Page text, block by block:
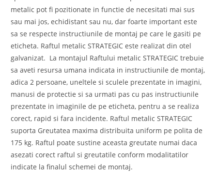
metalic pot fi pozitionate in functie de necesitati mai sus
sau mai jos, echidistant sau nu, dar foarte important este
sa se respecte instructiunile de montaj pe care le gasiti pe
eticheta. Raftul metalic STRATEGIC este realizat din otel
galvanizat. La montajul Raftului metalic STRATEGIC trebuie
sa aveti resursa umana indicata in instructiunile de montaj,
adica 2 persoane, uneltele si sculele prezentate in imagini,
manusi de protectie si sa urmati pas cu pas instructiunile
prezentate in imaginile de pe eticheta, pentru a se realiza
corect, rapid si fara incidente. Raftul metalic STRATEGIC
suporta Greutatea maxima distribuita uniform pe polita de
175 kg. Raftul poate sustine aceasta greutate numai daca
asezati corect raftul si greutatile conform modalitatilor
indicate la finalul schemei de montaj.